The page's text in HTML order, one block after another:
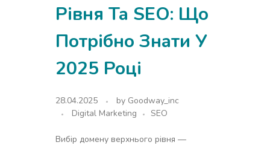
Рівня Та SEO: Що
Потрібно Знати У
2025 Році
28.04.2025 by Goodway_inc
Digital Marketing
SEO
Вибір домену верхнього рівня —